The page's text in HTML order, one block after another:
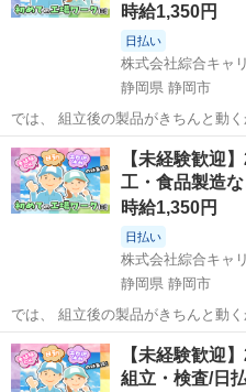
時給1,350円
日払い
株式会社綜合キャ
静岡県 静岡市
では、 組立後の製品がきちんと動く
た、 加工後の…
静岡 静岡市 工場
【未経験歓迎
工・食品製造
時給1,350円
日払い
株式会社綜合キャ
静岡県 静岡市
では、 組立後の製品がきちんと動く
た、 加工後の…
静岡 静岡市 工場
【未経験歓迎
組立・検査/日